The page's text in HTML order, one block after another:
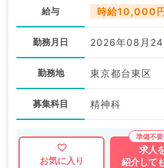
給与 時給10,000
勤務月日 2026年08月24
勤務地 東京都台東区
募集科目 精神科
お気に入り
求人
紹介して